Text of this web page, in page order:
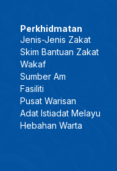
Perkhidmatan
Jenis-Jenis Zakat
Skim Bantuan Zakat
Wakaf
Sumber Am
Fasiliti
Pusat Warisan
Adat Istiadat Melayu
Hebahan Warta